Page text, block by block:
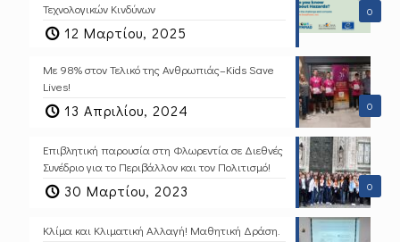
0
Τεχνολογικών Κινδύνων
12 Μαρτίου, 2025
0
Με 98% στον Τελικό της Ανθρωπιάς–Kids Save
Lives!
13 Απριλίου, 2024
0
Επιβλητική παρουσία στη Φλωρεντία σε Διεθνές
Συνέδριο για το Περιβάλλον και τον Πολιτισμό!
30 Μαρτίου, 2023
Κλίμα και Κλιματική Αλλαγή! Μαθητική Δράση.